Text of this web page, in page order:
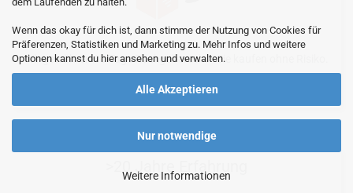
Wenn das okay für dich ist, dann stimme der Nutzung von Cookies für
Präferenzen, Statistiken und Marketing zu. Mehr Infos und weitere
Optionen kannst du hier ansehen und verwalten.
Alle Akzeptieren
Nur notwendige
Weitere Informationen
Wir gewähren 30 Tage Rückgaberecht - Sie kaufen ohne Risiko.
>20 Jahre Erfahrung